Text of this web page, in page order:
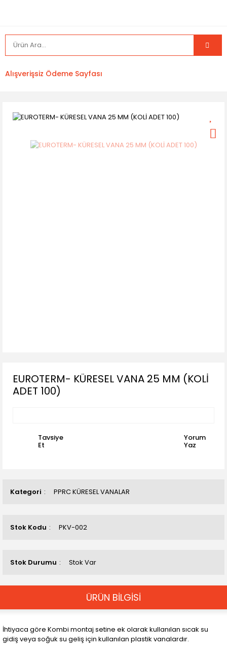
Alışverişsiz Ödeme Sayfası
Kategori PPRC KÜRESEL VANALAR
Stok Kodu PKV-002
Stok Durumu Stok Var
EUROTERM- KÜRESEL VANA 25 MM (KOLİ
ADET 100)
Tavsiye
Et
Yorum
Yaz
ÜRÜN BİLGİSİ
İhtiyaca göre Kombi montaj setine ek olarak kullanılan sıcak su
gidiş veya soğuk su geliş için kullanılan plastik vanalardır.